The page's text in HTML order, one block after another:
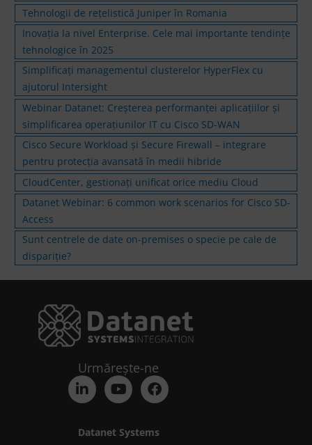
Tehnologii de rețelistică Juniper în Romania
Inovația la nivel Enterprise. Cele mai importante tendințe
tehnologice în 2025
Simplificați managementul clusterelor HyperFlex cu
ajutorul Intersight
Webinar Datanet: Creșterea performanței aplicațiilor și
simplificarea operațiunilor IT cu Cisco SD-WAN
Cisco Secure Workload și Secure Firewall – integrare
pentru protecția avansată în medii hibride
CloudCenter, gestionați unificat orice mediu Cloud
Datanet Webinar: 6 common work scenarios for Cisco SD-
Access
Sunt centrele de date on-premises o specie pe cale de
dispariție?
Urmărește-ne
Datanet Systems